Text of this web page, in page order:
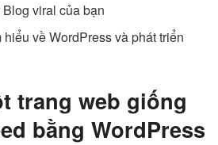
viral của bạn
về WordPress và phát triển
trang web giống
bằng WordPress